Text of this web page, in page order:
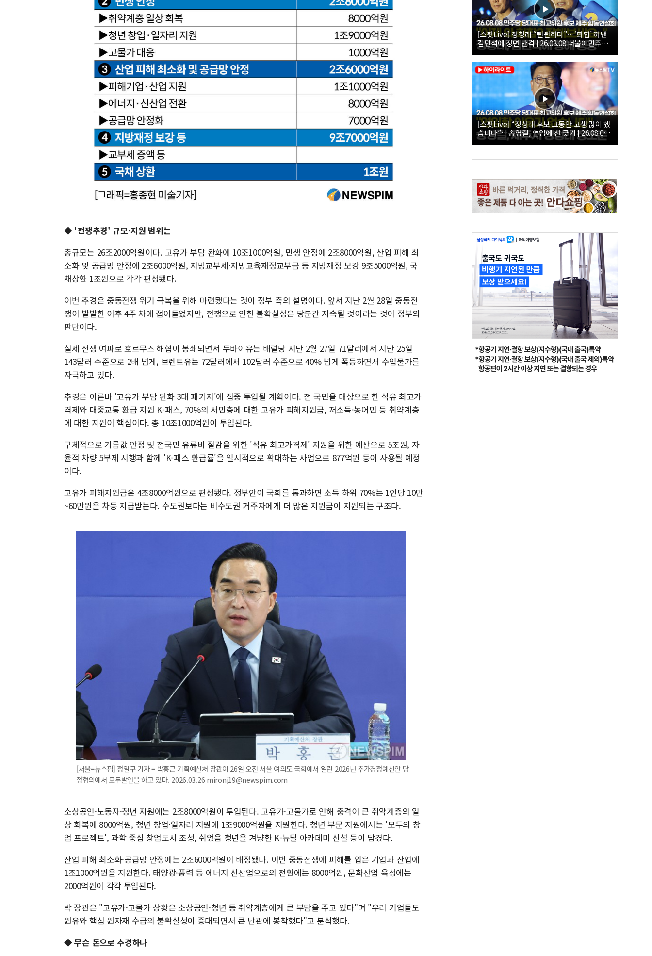
◆ '전쟁추경' 규모·지원 범위는
총규모는 26조2000억원이다. 고유가 부담 완화에 10조1000억원, 민생 안정에 2조8000억원, 산업 피해 최
소화 및 공급망 안정에 2조6000억원, 지방교부세·지방교육재정교부금 등 지방재정 보강 9조5000억원, 국
채상환 1조원으로 각각 편성됐다.
이번 추경은 중동전쟁 위기 극복을 위해 마련됐다는 것이 정부 측의 설명이다. 앞서 지난 2월 28일 중동전
쟁이 발발한 이후 4주 차에 접어들었지만, 전쟁으로 인한 불확실성은 당분간 지속될 것이라는 것이 정부의
판단이다.
실제 전쟁 여파로 호르무즈 해협이 봉쇄되면서 두바이유는 배럴당 지난 2월 27일 71달러에서 지난 25일
143달러 수준으로 2배 넘게, 브렌트유는 72달러에서 102달러 수준으로 40% 넘게 폭등하면서 수입물가를
자극하고 있다.
추경은 이른바 '고유가 부담 완화 3대 패키지'에 집중 투입될 계획이다. 전 국민을 대상으로 한 석유 최고가
격제와 대중교통 환급 지원 K-패스, 70%의 서민층에 대한 고유가 피해지원금, 저소득·농어민 등 취약계층
에 대한 지원이 핵심이다. 총 10조1000억원이 투입된다.
구체적으로 기름값 안정 및 전국민 유류비 절감을 위한 '석유 최고가격제' 지원을 위한 예산으로 5조원, 자
율적 차량 5부제 시행과 함께 'K-패스 환급률'을 일시적으로 확대하는 사업으로 877억원 등이 사용될 예정
이다.
고유가 피해지원금은 4조8000억원으로 편성됐다. 정부안이 국회를 통과하면 소득 하위 70%는 1인당 10만
~60만원을 차등 지급받는다. 수도권보다는 비수도권 거주자에게 더 많은 지원금이 지원되는 구조다.
[서울=뉴스핌] 정일구 기자 = 박홍근 기획예산처 장관이 26일 오전 서울 여의도 국회에서 열린 2026년 추가경정예산안 당
정협의에서 모두발언을 하고 있다. 2026.03.26 mironj19@newspim.com
소상공인·노동자·청년 지원에는 2조8000억원이 투입된다. 고유가·고물가로 인해 충격이 큰 취약계층의 일
상 회복에 8000억원, 청년 창업·일자리 지원에 1조9000억원을 지원한다. 청년 부문 지원에서는 '모두의 창
업 프로젝트', 과학 중심 창업도시 조성, 쉬었음 청년을 겨냥한 K-뉴딜 아카데미 신설 등이 담겼다.
산업 피해 최소화·공급망 안정에는 2조6000억원이 배정됐다. 이번 중동전쟁에 피해를 입은 기업과 산업에
1조1000억원을 지원한다. 태양광·풍력 등 에너지 신산업으로의 전환에는 8000억원, 문화산업 육성에는
2000억원이 각각 투입된다.
박 장관은 "고유가·고물가 상황은 소상공인·청년 등 취약계층에게 큰 부담을 주고 있다"며 "우리 기업들도
원유와 핵심 원자재 수급의 불확실성이 증대되면서 큰 난관에 봉착했다"고 분석했다.
◆ 무슨 돈으로 추경하나
[스팟Live] 정청래 “뻔뻔하다”…‘화합’ 꺼낸
김민석에 정면 반격 | 26.08.08 더불어민주당
당대표·최고위원 후보 제주 합동연설회
[스팟Live] “정청래 후보 그동안 고생 많이 했
습니다”…송영길, 연임에 선 긋기 | 26.08.08
더불어민주당 당대표·최고위원 후보 제주 합